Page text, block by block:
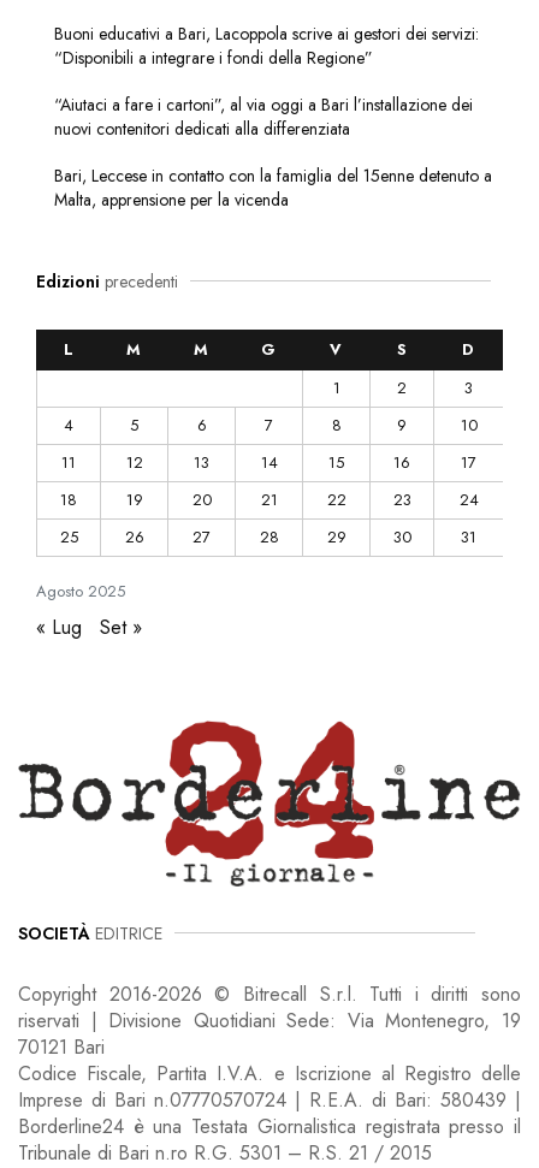
Buoni educativi a Bari, Lacoppola scrive ai gestori dei servizi:
“Disponibili a integrare i fondi della Regione”
“Aiutaci a fare i cartoni”, al via oggi a Bari l’installazione dei
nuovi contenitori dedicati alla differenziata
Bari, Leccese in contatto con la famiglia del 15enne detenuto a
Malta, apprensione per la vicenda
Edizioni precedenti
Agosto 2025
L M M G V S
D
1
2
3
4
5 6 7 8 9
10
11
12 13 14 15 16
17
18
19 20 21 22 23
24
25
26 27 28 29 30 31
« Lug Set »
SOCIETÀ EDITRICE
Copyright 2016-2026 © Bitrecall S.r.l. Tutti i diritti sono
riservati | Divisione Quotidiani Sede: Via Montenegro, 19
70121 Bari
Codice Fiscale, Partita I.V.A. e Iscrizione al Registro delle
Imprese di Bari n.07770570724 | R.E.A. di Bari: 580439 |
Borderline24 è una Testata Giornalistica registrata presso il
Tribunale di Bari n.ro R.G. 5301 – R.S. 21 / 2015